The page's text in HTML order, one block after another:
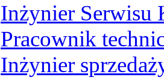
Inżynier Serwisu
Pracownik
Inżynier